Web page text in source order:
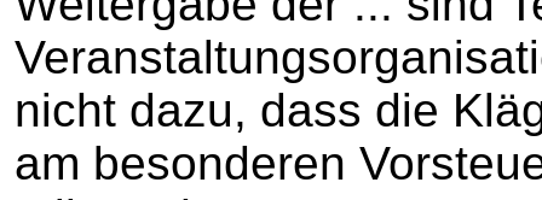
nicht dazu, dass die
am besonderen